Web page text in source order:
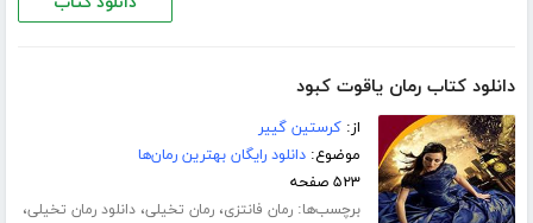
دانلود کتاب رمان یاقوت کبود
از:کرستین گییر
موضوع:دانلود رایگان بهترین رمان‌ها
۵۲۳ صفحه
برچسب‌ها:رمان فانتزی،رمان تخیلی،دانلود رمان تخیلی،